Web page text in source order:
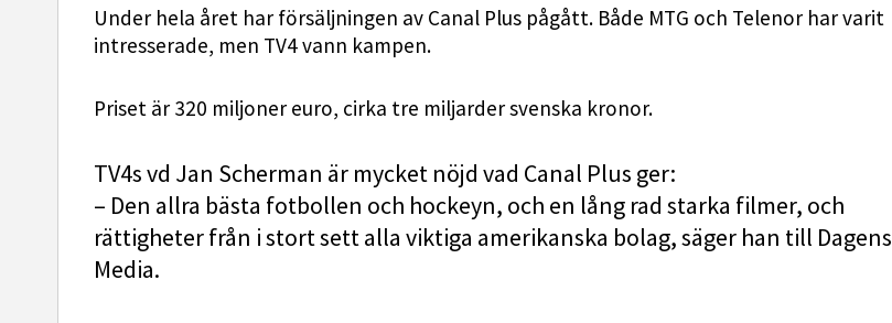
Under hela året har försäljningen av Canal Plus pågått. Både MTG och Telenor har varit
intresserade, men TV4 vann kampen.
Priset är 320 miljoner euro, cirka tre miljarder svenska kronor.
TV4s vd Jan Scherman är mycket nöjd vad Canal Plus ger:
– Den allra bästa fotbollen och hockeyn, och en lång rad starka filmer, och
rättigheter från i stort sett alla viktiga amerikanska bolag, säger han till Dagens
Media.